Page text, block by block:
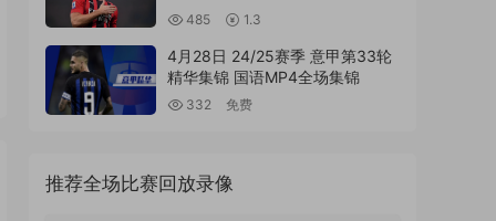
MP4高清精华集锦
485 1.3
4月28日 24/25赛季 意甲第33轮
精华集锦 国语MP4全场集锦
332 免费
推荐全场比赛回放录像